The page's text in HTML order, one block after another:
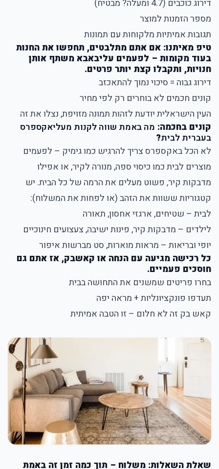
דירוג כוכבים (4.7 ומעלה? מבטיח)
מספר הזמנות למוצר
תגובות אמיתיות מלקוחות עם תמונות
טיפ מאיתנו: אם אתם מתלבטים, תחפשו את החנות
בעוד מקומות – לפעמים עליבאבא משתף אותן
חנויות, ותקבלו קצת יותר פרטים.
דירוג גבוה = סיכוי נמוך להתאכזב
קונים חכמים לא בוחרים רק לפי מחיר
העין הישראלית יודעת לזהות תמונה מזויפת, נצלו את זה
קונים בחכמה: מה באמת שווה לקנות מעליאקספרס
בעברית לבית?
לא הכל באקספרס צריך להרגיש כמו גימיק – לפעמים
מוצרים לבית כמו כיסוי ספה, מנורה לקיר, או אפילו
מדבקות קיר, פשוט מעלים את הרמה של כל הבית. יש
קטגוריות ששוות את הזהב (או לפחות את המשלוח):
לבית – שטיחים, ארגזי אחסון, תאורה
לילדים – מדבקות קיר, פינות ישיבה, צעצועים חינוכיים
יופי ובריאות – מראות מוארות, סט מברשות איפור
כל רכישה מגיעה עם הנחה או קאשבק, אז אתם גם
חוסכים פעמיים.
בחרו פריטים שמשנים את התחושה בבית
תעדפו פונקציונליות + מראה יפה
קאש בק זה לא חלום – זו הטבה אמיתית
שאלת השאלות: משלוח – תוך כמה זמן זה באמת